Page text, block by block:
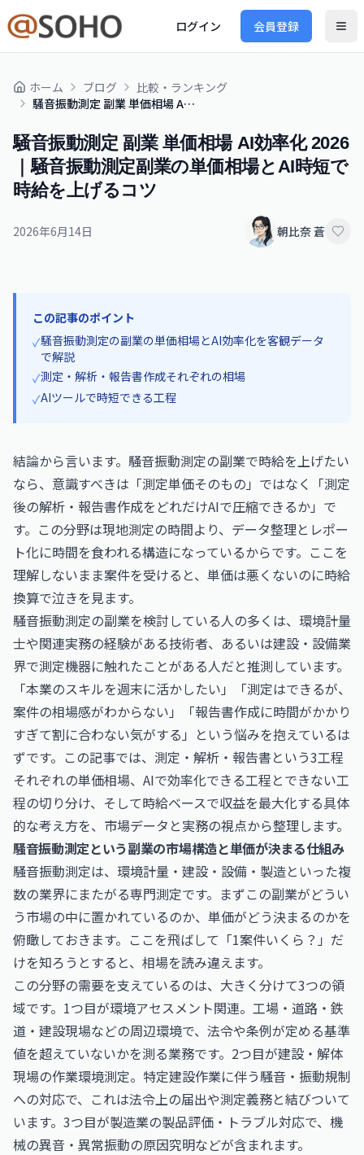
ログイン 会員登録
ホーム ブログ
比較・ランキング
騒音振動測定 副業 単価相場 AI効率化 2026｜騒音振動測定副業の単価相場とAI時短で時給を上げるコツ
騒音振動測定 副業 単価相場 AI効率化 2026
｜騒音振動測定副業の単価相場とAI時短で
時給を上げるコツ
2026年6月14日 朝比奈 蒼
この記事のポイント
✓騒音振動測定の副業の単価相場とAI効率化を客観データ
で解説
✓測定・解析・報告書作成それぞれの相場
✓AIツールで時短できる工程
結論から言います。騒音振動測定の副業で時給を上げたい
なら、意識すべきは「測定単価そのもの」ではなく「測定
後の解析・報告書作成をどれだけAIで圧縮できるか」で
す。この分野は現地測定の時間より、データ整理とレポー
ト化に時間を食われる構造になっているからです。ここを
理解しないまま案件を受けると、単価は悪くないのに時給
換算で泣きを見ます。
騒音振動測定の副業を検討している人の多くは、環境計量
士や関連実務の経験がある技術者、あるいは建設・設備業
界で測定機器に触れたことがある人だと推測しています。
「本業のスキルを週末に活かしたい」「測定はできるが、
案件の相場感がわからない」「報告書作成に時間がかかり
すぎて割に合わない気がする」という悩みを抱えているは
ずです。この記事では、測定・解析・報告書という3工程
それぞれの単価相場、AIで効率化できる工程とできない工
程の切り分け、そして時給ベースで収益を最大化する具体
的な考え方を、市場データと実務の視点から整理します。
騒音振動測定という副業の市場構造と単価が決まる仕組み
騒音振動測定は、環境計量・建設・設備・製造といった複
数の業界にまたがる専門測定です。まずこの副業がどうい
う市場の中に置かれているのか、単価がどう決まるのかを
俯瞰しておきます。ここを飛ばして「1案件いくら？」だ
けを知ろうとすると、相場を読み違えます。
この分野の需要を支えているのは、大きく分けて3つの領
域です。1つ目が環境アセスメント関連。工場・道路・鉄
道・建設現場などの周辺環境で、法令や条例が定める基準
値を超えていないかを測る業務です。2つ目が建設・解体
現場の作業環境測定。特定建設作業に伴う騒音・振動規制
への対応で、これは法令上の届出や測定義務と結びついて
います。3つ目が製造業の製品評価・トラブル対応で、機
械の異音・異常振動の原因究明などが含まれます。